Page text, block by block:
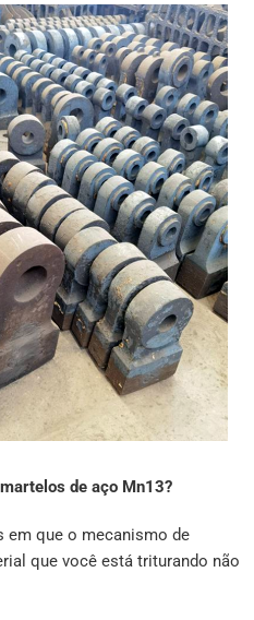
de aço Mn13?
em que o mecanismo de
que você está triturando não